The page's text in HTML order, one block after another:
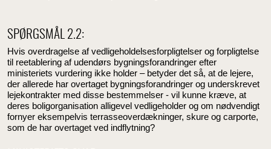
SPØRGSMÅL 2.2:
Hvis overdragelse af vedligeholdelsesforpligtelser og forpligtelse
til reetablering af udendørs bygningsforandringer efter
ministeriets vurdering ikke holder – betyder det så, at de lejere,
der allerede har overtaget bygningsforandringer og underskrevet
lejekontrakter med disse bestemmelser - vil kunne kræve, at
deres boligorganisation alligevel vedligeholder og om nødvendigt
fornyer eksempelvis terrasseoverdækninger, skure og carporte,
som de har overtaget ved indflytning?